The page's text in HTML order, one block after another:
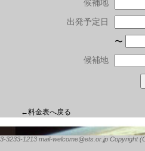
候補地
出発予定日
〜
候補地
←料金表へ戻る
3233-1213 mail-welcome@ets.or.jp Copyright